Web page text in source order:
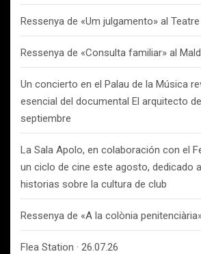
Ressenya de «Um julgamento» al
Ressenya de «Consulta familiar» al
Un concierto en el Palau de la Música
esencial del documental El arquitecto
septiembre
La Sala Apolo, en colaboración con el
un ciclo de cine este agosto, dedicado
historias sobre la cultura de club
Ressenya de «A la colònia
Flea Station · 26.07.26